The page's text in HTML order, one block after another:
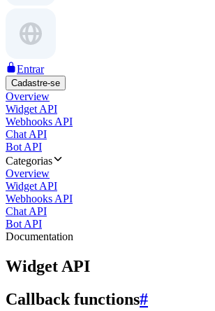
Entrar
Cadastre-se
Overview
Widget API
Webhooks API
Chat API
Bot API
Categorias
Overview
Widget API
Webhooks API
Chat API
Bot API
Documentation
Widget API
Callback functions#